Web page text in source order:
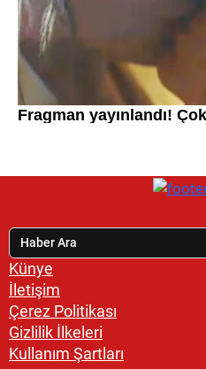
Künye
İletişim
Çerez Politikası
Gizlilik İlkeleri
Kullanım Şartları